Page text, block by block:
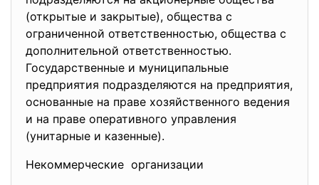
(открытые и закрытые), общества с
ограниченной ответственностью, общества с
дополнительной ответственностью.
Государственные и муниципальные
предприятия подразделяются на предприятия,
основанные на праве хозяйственного ведения
и на праве оперативного управления
(унитарные и казенные).
Некоммерческие организации